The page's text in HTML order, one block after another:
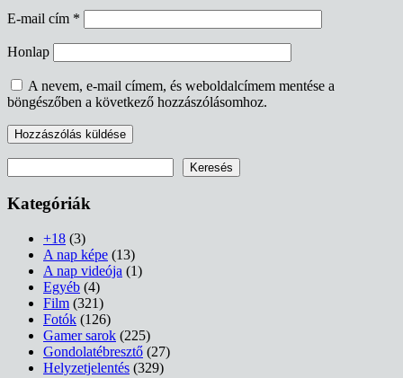
E-mail cím *
Honlap
A nevem, e-mail címem, és weboldalcímem mentése a
böngészőben a következő hozzászólásomhoz.
Keresés
Kategóriák
+18 (3)
A nap képe (13)
A nap videója (1)
Egyéb (4)
Film (321)
Fotók (126)
Gamer sarok (225)
Gondolatébresztő (27)
Helyzetjelentés (329)